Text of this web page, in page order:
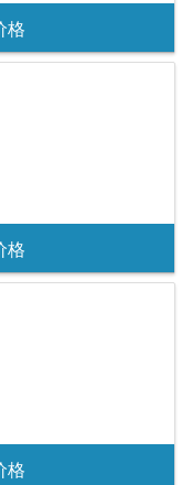
格
格
格